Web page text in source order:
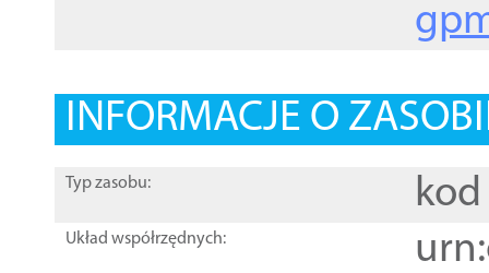
INFORMACJE O
Typ zasobu: kod
Układ współrzędnych: